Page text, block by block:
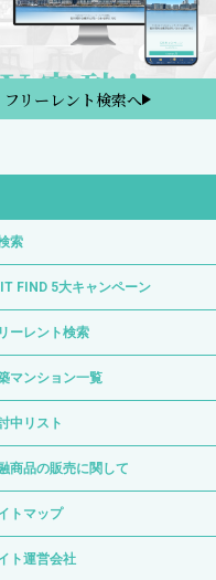
リーレント検索へ
索
FIND 5大キャンペーン
ーレント検索
マンション一覧
中リスト
商品の販売に関して
トマップ
ト運営会社